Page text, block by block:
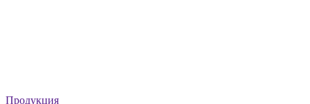
Продукция